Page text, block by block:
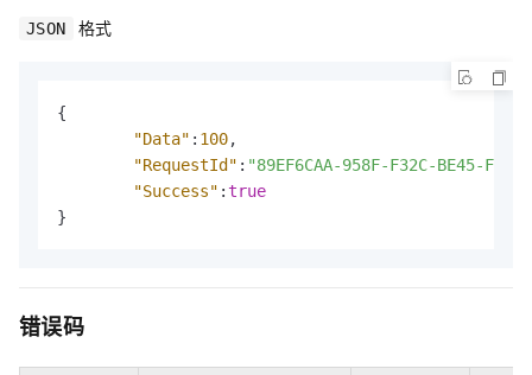
JSON 格式
{
"Data" : 100,
"RequestId" : "89EF6CAA-958F-F32C-BE45-
"Success" :true
}
错误码